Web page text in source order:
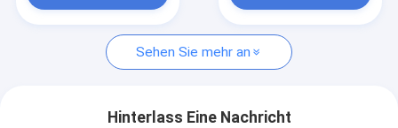
Industrielle Fließbett-Trockner
Sehen Sie mehr an
Hinterlass Eine Nachricht